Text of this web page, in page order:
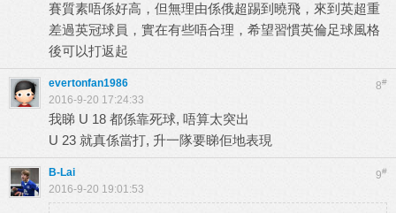
賽質素唔係好高，但無理由係俄超踢到曉飛，來到英超重
差過英冠球員，實在有些唔合理，希望習慣英倫足球風格
後可以打返起
8#
evertonfan1986
2016-9-20 17:24:33
我睇 U 18 都係靠死球, 唔算太突出
U 23 就真係當打, 升一隊要睇佢地表現
9#
B-Lai
2016-9-20 19:01:53